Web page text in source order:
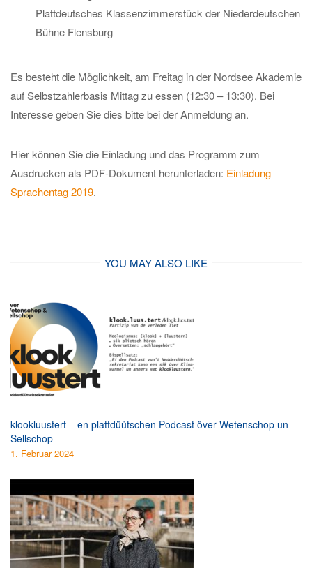
Plattdeutsches Klassenzimmerstück der Niederdeutschen
Bühne Flensburg
Es besteht die Möglichkeit, am Freitag in der Nordsee Akademie
auf Selbstzahlerbasis Mittag zu essen (12:30 – 13:30). Bei
Interesse geben Sie dies bitte bei der Anmeldung an.
Hier können Sie die Einladung und das Programm zum
Ausdrucken als PDF-Dokument herunterladen: Einladung
Sprachentag 2019.
YOU MAY ALSO LIKE
klookluustert – en plattdüütschen Podcast över Wetenschop un
Sellschop
1. Februar 2024